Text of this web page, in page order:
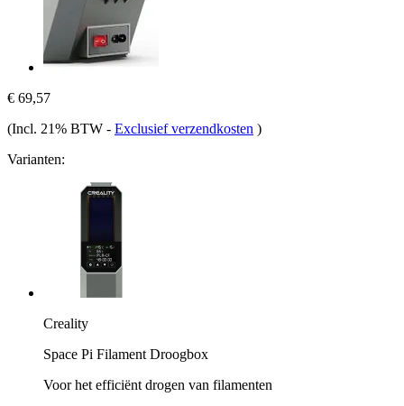
€ 69,57
(Incl. 21% BTW - Exclusief verzendkosten )
Varianten:
Creality
Space Pi Filament Droogbox
Voor het efficiënt drogen van filamenten